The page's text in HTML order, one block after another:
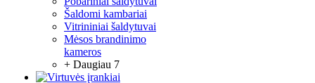
Šaldomi kambariai
Vitrininiai šaldytuvai
Mėsos brandinimo
kameros
+ Daugiau 7